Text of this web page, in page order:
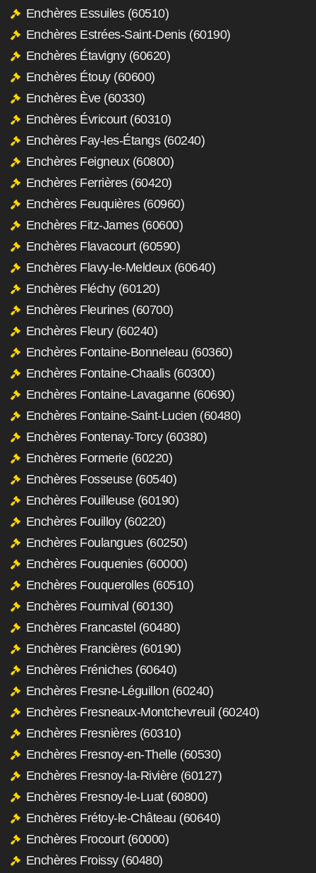
Enchères Essuiles (60510)
Enchères Estrées-Saint-Denis (60190)
Enchères Étavigny (60620)
Enchères Étouy (60600)
Enchères Ève (60330)
Enchères Évricourt (60310)
Enchères Fay-les-Étangs (60240)
Enchères Feigneux (60800)
Enchères Ferrières (60420)
Enchères Feuquières (60960)
Enchères Fitz-James (60600)
Enchères Flavacourt (60590)
Enchères Flavy-le-Meldeux (60640)
Enchères Fléchy (60120)
Enchères Fleurines (60700)
Enchères Fleury (60240)
Enchères Fontaine-Bonneleau (60360)
Enchères Fontaine-Chaalis (60300)
Enchères Fontaine-Lavaganne (60690)
Enchères Fontaine-Saint-Lucien (60480)
Enchères Fontenay-Torcy (60380)
Enchères Formerie (60220)
Enchères Fosseuse (60540)
Enchères Fouilleuse (60190)
Enchères Fouilloy (60220)
Enchères Foulangues (60250)
Enchères Fouquenies (60000)
Enchères Fouquerolles (60510)
Enchères Fournival (60130)
Enchères Francastel (60480)
Enchères Francières (60190)
Enchères Fréniches (60640)
Enchères Fresne-Léguillon (60240)
Enchères Fresneaux-Montchevreuil (60240)
Enchères Fresnières (60310)
Enchères Fresnoy-en-Thelle (60530)
Enchères Fresnoy-la-Rivière (60127)
Enchères Fresnoy-le-Luat (60800)
Enchères Frétoy-le-Château (60640)
Enchères Frocourt (60000)
Enchères Froissy (60480)